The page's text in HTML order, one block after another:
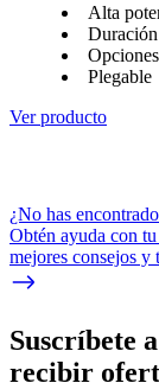
Alta
Plegable
Ver producto
¿No has
Obtén ayuda con
mejores consejos y
Suscríbete
recibir